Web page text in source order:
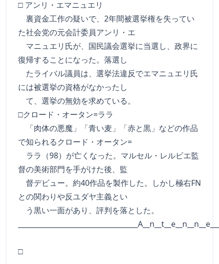
□ アンリ・エマニュエリ
裏資金工作の疑いで、2年間被選挙権を失ってい
た社会党の元会計委員アンリ・エ
マニュエリ氏が、国民議会選挙に当選し、政界に
復帰することになった。落選し
たライバル議員は、選挙法違反でエマニュエリ氏
には被選挙の資格がなかったし
て、選挙の無効を求めている。
□クロード・オータン=ララ
「肉体の悪魔」「青い麦」「赤と黒」などの作品
で知られるクロード・オータン=
ララ（98）が亡くなった。マルセル・レルビエ監
督の美術部門を手がけた後、監
督デビュー。約40作品を製作した。しかし極右FN
との関わりや反ユダヤ主義とい
う黒い一面があり、評判を落とした。
□